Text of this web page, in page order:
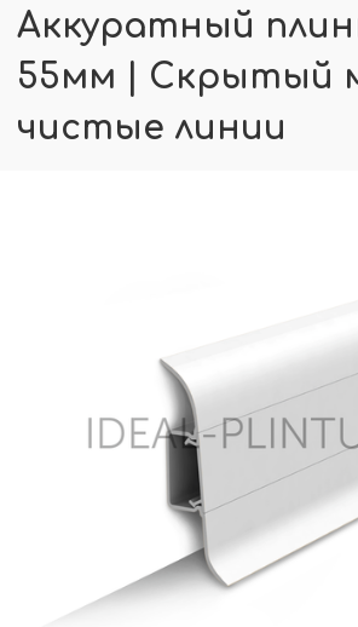
Аккуратный
55мм | Скрытый
чистые линии